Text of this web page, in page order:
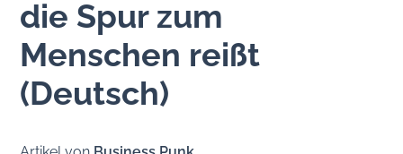
die Spur zum
Menschen reißt
(Deutsch)